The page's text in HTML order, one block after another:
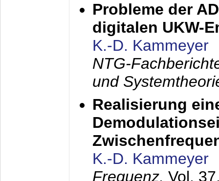
Probleme der
digitalen UKW-
K.-D. Kammeyer
NTG-
und
Realisierung
K.-D. Kammeyer
Frequenz, Vol.